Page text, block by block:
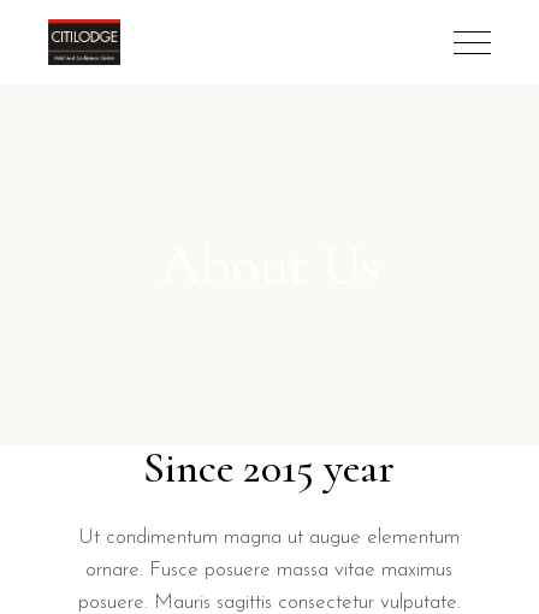
Since 2015 year
Ut condimentum magna ut augue elementum
ornare. Fusce posuere massa vitae maximus
posuere. Mauris sagittis consectetur vulputate.